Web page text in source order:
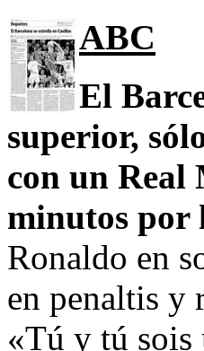
ABC
El
superior,
con un Real
minutos por
Ronaldo en
en penaltis y
«Tú y tú sois